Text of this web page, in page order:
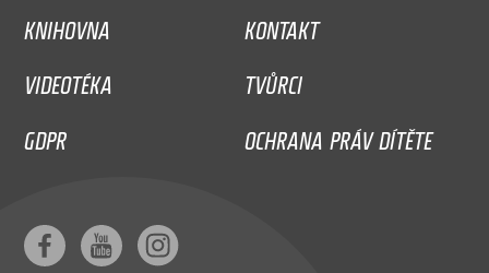
KNIHOVNA
KONTAKT
VIDEOTÉKA
TVŮRCI
GDPR
OCHRANA PRÁV DÍTĚTE